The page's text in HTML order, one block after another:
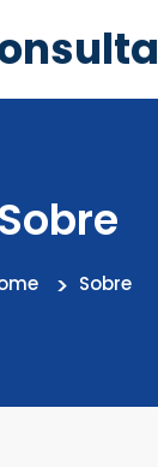
Sobre
Sobre